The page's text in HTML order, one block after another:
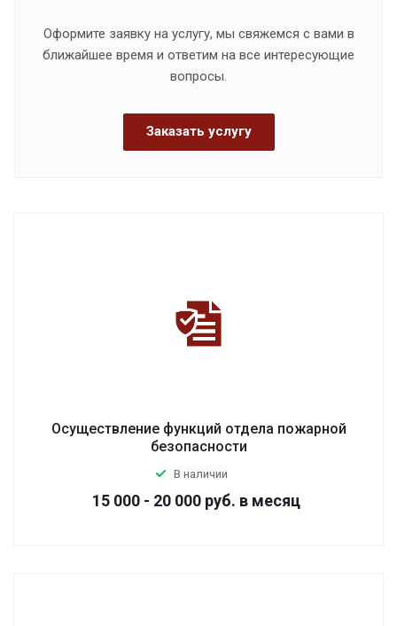
Оформите заявку на услугу, мы свяжемся с вами в
ближайшее время и ответим на все интересующие
вопросы.
Заказать услугу
Осуществление функций отдела пожарной
безопасности
В наличии
15 000 - 20 000 руб. в месяц